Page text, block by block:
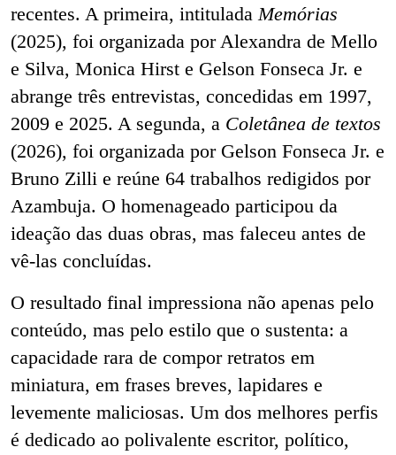
recentes. A primeira, intituladaMemórias
(2025), foi organizada por Alexandra de Mello
e Silva, Monica Hirst e Gelson Fonseca Jr. e
abrange três entrevistas, concedidas em 1997,
2009 e 2025. A segunda, a Coletânea de textos
(2026), foi organizada por Gelson Fonseca Jr. e
Bruno Zilli e reúne 64 trabalhos redigidos por
Azambuja. O homenageado participou da
ideação das duas obras, mas faleceu antes de
vê-las concluídas.
O resultado final impressiona não apenas pelo
conteúdo, mas pelo estilo que o sustenta: a
capacidade rara de compor retratos em
miniatura, em frases breves, lapidares e
levemente maliciosas. Um dos melhores perfis
é dedicado ao polivalente escritor, político,